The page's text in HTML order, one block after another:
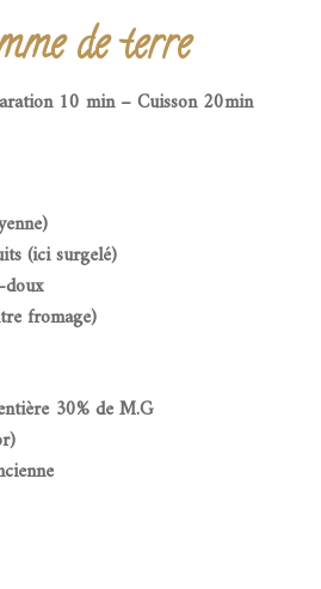
de terre
10 min – Cuisson 20min
(ici surgelé)
fromage)
30% de M.G